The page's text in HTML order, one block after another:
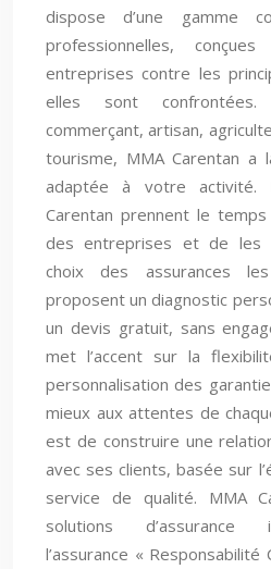
dispose d’une gamme
professionnelles,
entreprises contre les
elles sont
commerçant, artisan,
tourisme, MMA Carentan a
adaptée à votre activité.
Carentan prennent le
des entreprises et de les
choix des assurances
proposent un diagnostic
un devis gratuit, sans
met l’accent sur la
personnalisation des
mieux aux attentes de
est de construire une
avec ses clients, basée sur
service de qualité. MMA
solutions d’assurance
l’assurance «